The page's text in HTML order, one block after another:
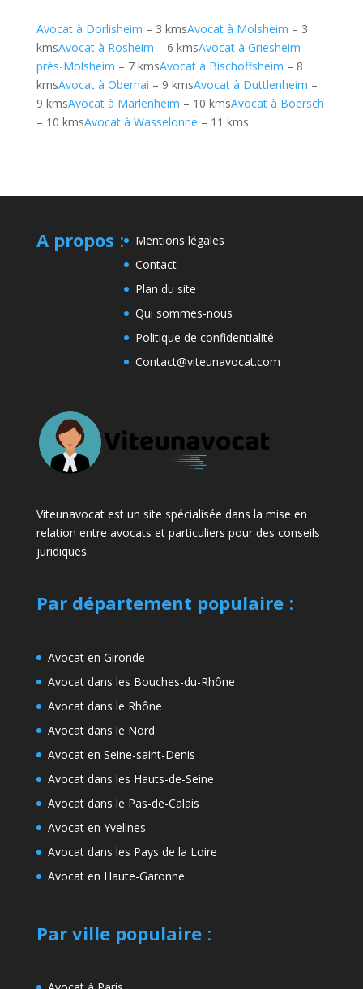
Avocat à Dorlisheim – 3 kmsAvocat à Molsheim – 3
kmsAvocat à Rosheim – 6 kmsAvocat à Griesheim-
près-Molsheim – 7 kmsAvocat à Bischoffsheim – 8
kmsAvocat à Obernai – 9 kmsAvocat à Duttlenheim –
9 kmsAvocat à Marlenheim – 10 kmsAvocat à Boersch
– 10 kmsAvocat à Wasselonne – 11 kms
A propos :
Mentions légales
Contact
Plan du site
Qui sommes-nous
Politique de confidentialité
Contact@viteunavocat.com
Viteunavocat est un site spécialisée dans la mise en
relation entre avocats et particuliers pour des conseils
juridiques.
Par département populaire:
Avocat en Gironde
Avocat dans les Bouches-du-Rhône
Avocat dans le Rhône
Avocat dans le Nord
Avocat en Seine-saint-Denis
Avocat dans les Hauts-de-Seine
Avocat dans le Pas-de-Calais
Avocat en Yvelines
Avocat dans les Pays de la Loire
Avocat en Haute-Garonne
Par ville populaire: